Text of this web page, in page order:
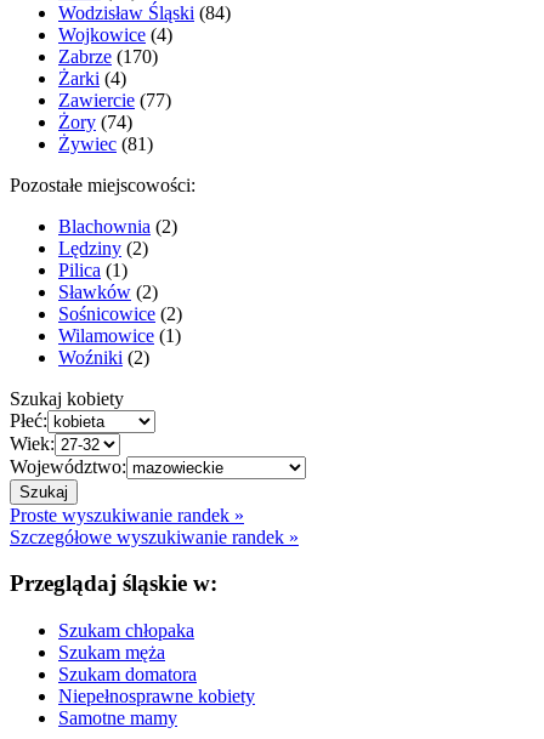
Wodzisław Śląski (84)
Wojkowice (4)
Zabrze (170)
Żarki (4)
Zawiercie (77)
Żory (74)
Żywiec (81)
Pozostałe miejscowości:
Blachownia (2)
Lędziny (2)
Pilica (1)
Sławków (2)
Sośnicowice (2)
Wilamowice (1)
Woźniki (2)
Szukaj kobiety
Płeć:
Wiek:
Województwo:
Proste wyszukiwanie randek »
Szczegółowe wyszukiwanie randek »
Przeglądaj śląskie w:
Szukam chłopaka
Szukam męża
Szukam domatora
Niepełnosprawne kobiety
Samotne mamy